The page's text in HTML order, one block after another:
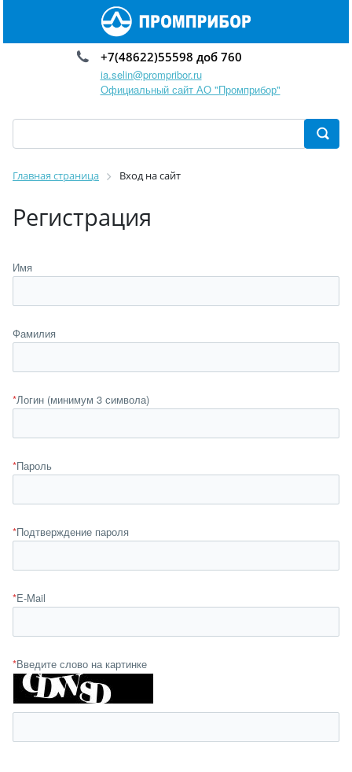
+7(48622)55598 доб 760
ia.selin@prompribor.ru
Официальный сайт АО "Промприбор"
Главная страница Вход на сайт
Регистрация
Имя
Фамилия
*Логин (минимум 3 символа)
*Пароль
*Подтверждение пароля
*E-Mail
*Введите слово на картинке